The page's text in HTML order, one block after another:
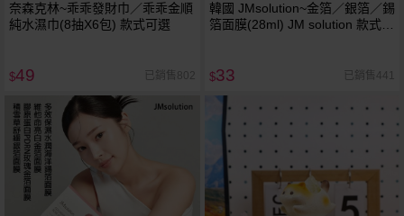
奈森克林~乖乖發財巾／乖乖金順
純水濕巾(8抽X6包) 款式可選
$49 已銷售802
韓國 JMsolution~金箔／銀箔／錫
箔面膜(28ml) JM solution 款式可
$33 已銷售441